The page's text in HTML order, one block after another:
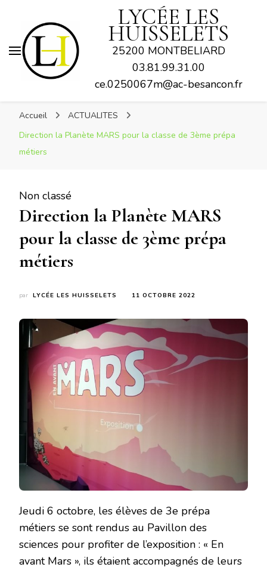
LYCÉE LES
HUISSELETS
25200 MONTBELIARD
03.81.99.31.00
ce.0250067m@ac-besancon.fr
Accueil
ACTUALITES
Direction la Planète MARS pour la classe de 3ème prépa
métiers
Non classé
Direction la Planète MARS
pour la classe de 3ème prépa
métiers
par LYCÉE LES HUISSELETS 11 OCTOBRE 2022
Jeudi 6 octobre, les élèves de 3e prépa
métiers se sont rendus au Pavillon des
sciences pour profiter de l’exposition : « En
avant Mars », ils étaient accompagnés de leurs